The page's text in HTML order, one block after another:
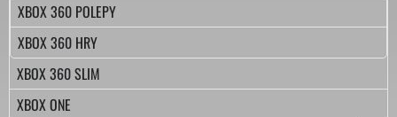
XBOX 360 POLEPY
XBOX 360 HRY
XBOX 360 SLIM
XBOX ONE